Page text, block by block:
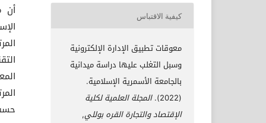
أن
كيفية الاقتباس
معوقات تطبيق الإدارة الإلكترونية
وسبل التغلب عليها دراسة ميدانية
بالجامعة الأسمرية الإسلامية.
(2022).
المجلة العلمية لكلية
الإقتصاد والتجارة القره بوللي,